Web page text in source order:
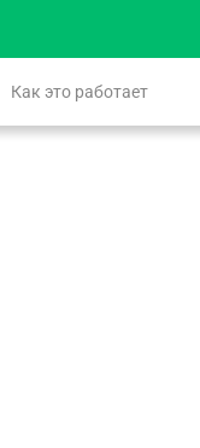
Как это работает